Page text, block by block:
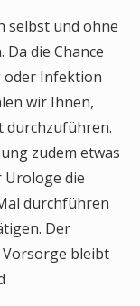
selbst und ohne
die Chance
oder Infektion
wir Ihnen,
durchzuführen.
zudem etwas
Urologe die
durchführen
Der
bleibt